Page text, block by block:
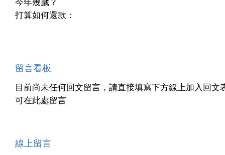
今年幾歲？
打算如何還款：
留言看板
目前尚未任何回文留言，請直接填寫下方線上加入回文
可在此處留言
線上留言